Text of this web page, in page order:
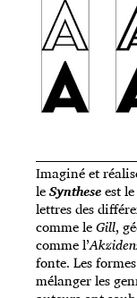
Imaginé et
leSyntheseest
lettres des
comme leGill,
comme l’
fonte. Les
mélanger les